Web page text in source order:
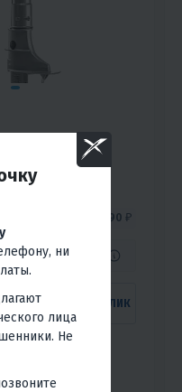
PROMAX
БАК)
₽
8 890 ₽
3 830 ₽
КУПИТЬ В 1 КЛИК
ни
лица
Не